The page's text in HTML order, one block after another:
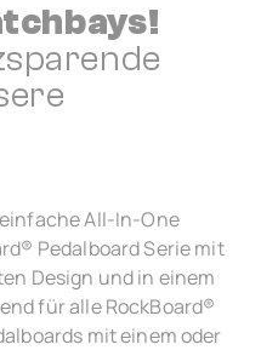
All-In-One
Pedalboard Serie mit
Design und in einem
für alle RockBoard®
mit einem oder